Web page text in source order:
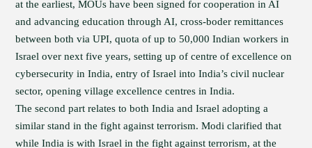
at the earliest, MOUs have been signed for cooperation in AI
and advancing education through AI, cross-boder remittances
between both via UPI, quota of up to 50,000 Indian workers in
Israel over next five years, setting up of centre of excellence on
cybersecurity in India, entry of Israel into India’s civil nuclear
sector, opening village excellence centres in India.
The second part relates to both India and Israel adopting a
similar stand in the fight against terrorism. Modi clarified that
while India is with Israel in the fight against terrorism, at the